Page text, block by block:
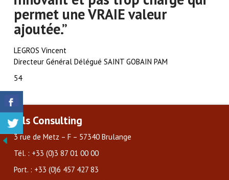
permet une VRAIE valeur
ajoutée.”
LEGROS Vincent
Directeur Général Délégué SAINT GOBAIN PAM
54
Zils Consulting
3 rue de Metz – F – 57340 Brulange
Tél. : +33 (0)3 87 01 00 00
Port. : +33 (0)6 457 427 83